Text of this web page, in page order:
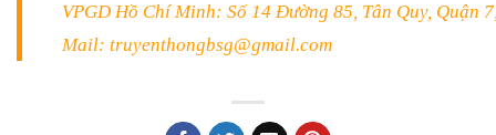
VPGD Hồ Chí Minh: Số 14 Đường 85, Tân Quy, Quận
Mail: truyenthongbsg@gmail.com